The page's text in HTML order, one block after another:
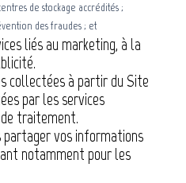
de stockage accrédités ;
des fraudes ; et
liés au marketing, à la
collectées à partir du Site
par les services
traitement.
partager vos informations
notamment pour les